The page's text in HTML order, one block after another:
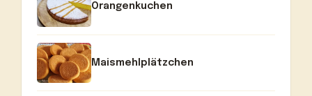
Orangenkuchen
Maismehlplätzchen